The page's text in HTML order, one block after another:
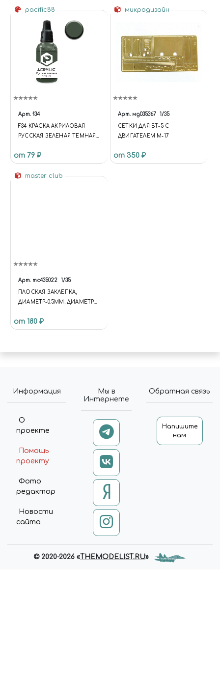
pacific88
Арт. f34
F34 КРАСКА АКРИЛОВАЯ
РУССКАЯ ЗЕЛЕНАЯ ТЕМНАЯ
ОБЪЕМ: 10 МЛ.
от 79 ₽
микродизайн
Арт. мд035367 1/35
СЕТКИ ДЛЯ БТ-5 С
ДВИГАТЕЛЕМ М-17
от 350 ₽
master club
Арт. mc435022 1/35
ПЛОСКАЯ ЗАКЛЕПКА,
ДИАМЕТР-0.5MM; ДИАМЕТР
МОНТАЖА-0.4MM; 180 ШТ.
от 180 ₽
Информация
О
проекте
Помощь
проекту
Фото
редактор
Новости
сайта
Мы в
Интернете
Обратная связь
Напишите
нам
© 2020-2026 «THEMODELIST.RU»